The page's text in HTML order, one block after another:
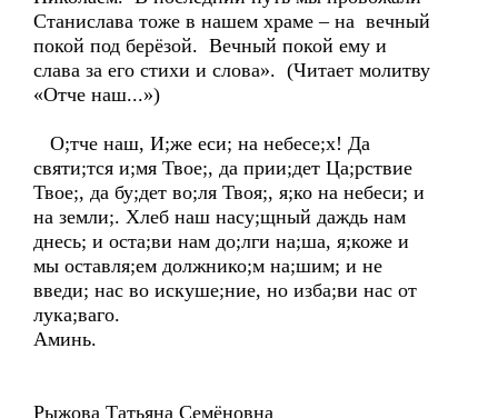
Станислава тоже в нашем храме – на вечный
покой под берёзой. Вечный покой ему и
слава за его стихи и слова». (Читает молитву
«Отче наш...»)
О;тче наш, И;же еси; на небесе;х! Да
святи;тся и;мя Твое;, да прии;дет Ца;рствие
Твое;, да бу;дет во;ля Твоя;, я;ко на небеси; и
на земли;. Хлеб наш насу;щный даждь нам
днесь; и оста;ви нам до;лги на;ша, я;коже и
мы оставля;ем должнико;м на;шим; и не
введи; нас во искуше;ние, но изба;ви нас от
лука;ваго.
Аминь.
Рыжова Татьяна Семёновна